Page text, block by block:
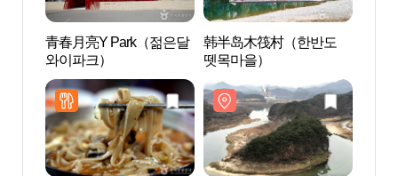
青春月亮Y Park（젊은달
와이파크）
韩半岛木筏村（한반도
뗏목마을）